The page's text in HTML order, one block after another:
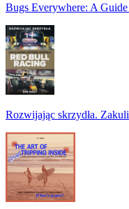
Bugs Everywhere: A
Rozwijając skrzydła.